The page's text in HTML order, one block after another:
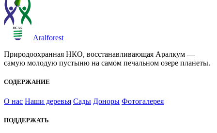
Aralforest
Природоохранная НКО, восстанавливающая Аралкум —
самую молодую пустыню на самом печальном озере планеты.
СОДЕРЖАНИЕ
О нас Наши деревья Сады Доноры Фотогалерея
ПОДДЕРЖАТЬ